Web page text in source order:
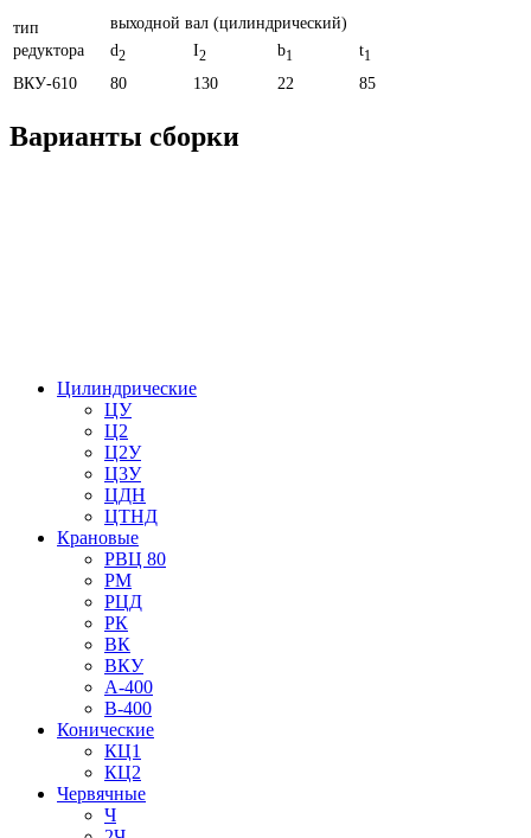
тип
редуктора
выходной вал (цилиндрический)
d2 I2 b1 t1
ВКУ-610 80 130 22 85
Варианты сборки
Цилиндрические
ЦУ
Ц2
Ц2У
Ц3У
ЦДН
ЦТНД
Крановые
РВЦ 80
РМ
РЦД
РК
ВК
ВКУ
А-400
В-400
Конические
КЦ1
КЦ2
Червячные
Ч